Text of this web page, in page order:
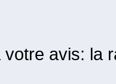
votre avis: la